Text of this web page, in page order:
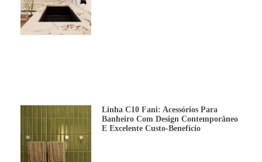
Linha C10 Fani: Acessórios Para
Banheiro Com Design Contemporâneo
E Excelente Custo-Benefício